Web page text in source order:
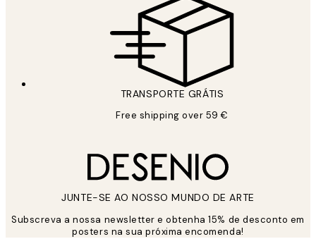
TRANSPORTE GRÁTIS
Free shipping over 59 €
JUNTE-SE AO NOSSO MUNDO DE ARTE
Subscreva a nossa newsletter e obtenha 15% de desconto em
posters na sua próxima encomenda!